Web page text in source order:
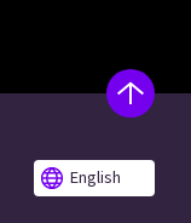
English